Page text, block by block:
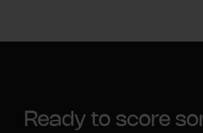
Ready to score